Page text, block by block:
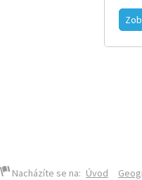
Nacházíte se na: Úvod